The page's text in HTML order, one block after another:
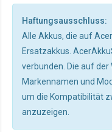
Haftungsausschluss:
Alle Akkus, die auf
Ersatzakkus.
verbunden. Die auf
Markennamen und
um die Kompatibilität
anzuzeigen.